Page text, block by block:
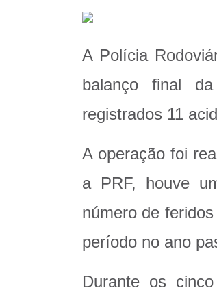
A Polícia
balanço final
registrados 11
A operação foi
a PRF, houve
número de
período no ano
Durante os